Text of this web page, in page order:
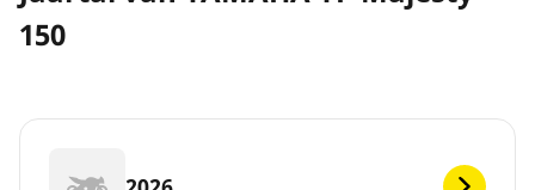
150